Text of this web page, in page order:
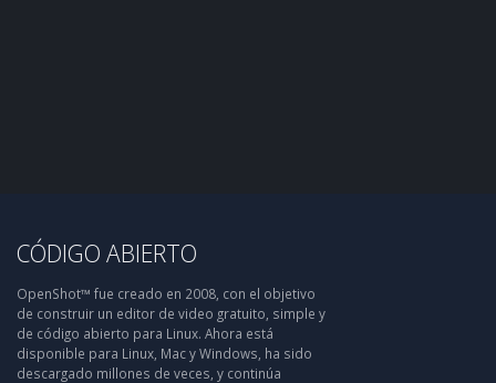
CÓDIGO ABIERTO
OpenShot™ fue creado en 2008, con el objetivo
de construir un editor de video gratuito, simple y
de código abierto para Linux. Ahora está
disponible para Linux, Mac y Windows, ha sido
descargado millones de veces, y continúa